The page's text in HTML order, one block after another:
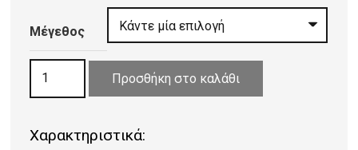
range:
190,40 €
300,00 €
Μέγεθος
ΧΑΛΙ
CREAM-
Προσθήκη στο καλάθι
Χαρακτηριστικά: